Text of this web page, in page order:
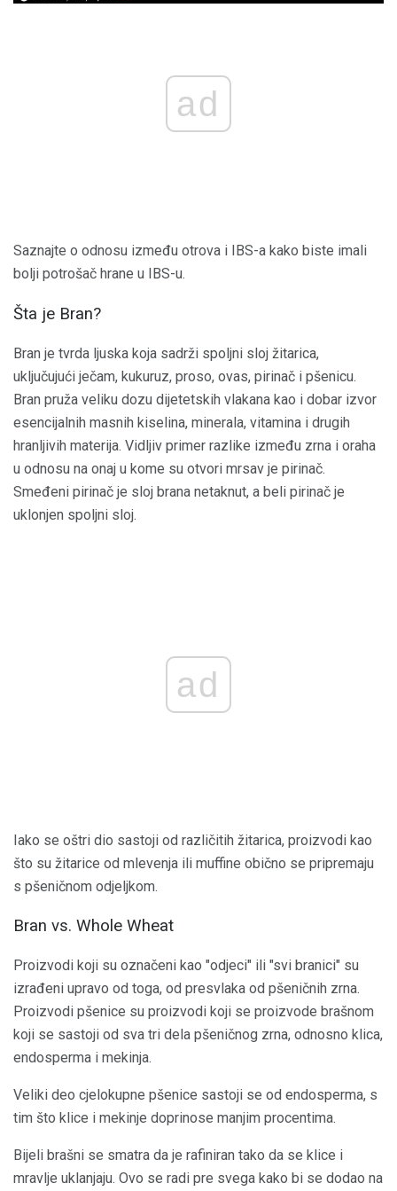
ad
Saznajte o odnosu između otrova i IBS-a kako biste imali
bolji potrošač hrane u IBS-u.
Šta je Bran?
Bran je tvrda ljuska koja sadrži spoljni sloj žitarica,
uključujući ječam, kukuruz, proso, ovas, pirinač i pšenicu.
Bran pruža veliku dozu dijetetskih vlakana kao i dobar izvor
esencijalnih masnih kiselina, minerala, vitamina i drugih
hranljivih materija. Vidljiv primer razlike između zrna i oraha
u odnosu na onaj u kome su otvori mrsav je pirinač.
Smeđeni pirinač je sloj brana netaknut, a beli pirinač je
uklonjen spoljni sloj.
ad
Iako se oštri dio sastoji od različitih žitarica, proizvodi kao
što su žitarice od mlevenja ili muffine obično se pripremaju
s pšeničnom odjeljkom.
Bran vs. Whole Wheat
Proizvodi koji su označeni kao "odjeci" ili "svi branici" su
izrađeni upravo od toga, od presvlaka od pšeničnih zrna.
Proizvodi pšenice su proizvodi koji se proizvode brašnom
koji se sastoji od sva tri dela pšeničnog zrna, odnosno klica,
endosperma i mekinja.
Veliki deo cjelokupne pšenice sastoji se od endosperma, s
tim što klice i mekinje doprinose manjim procentima.
Bijeli brašni se smatra da je rafiniran tako da se klice i
mravlje uklanjaju. Ovo se radi pre svega kako bi se dodao na